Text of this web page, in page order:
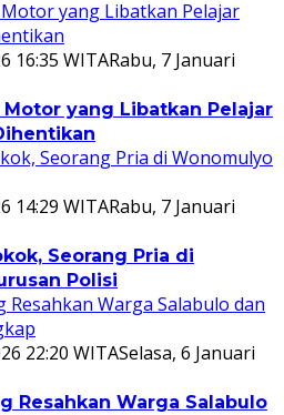
16:35 WITARabu, 7 Januari
Motor yang Libatkan Pelajar
14:29 WITARabu, 7 Januari
Seorang Pria di
Polisi
22:20 WITASelasa, 6 Januari
Resahkan Warga Salabulo